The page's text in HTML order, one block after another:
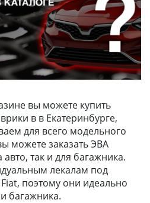
вы можете купить
в в Екатеринбурге,
для всего модельного
можете заказать ЭВА
так и для багажника.
лекалам под
поэтому они идеально
багажника.